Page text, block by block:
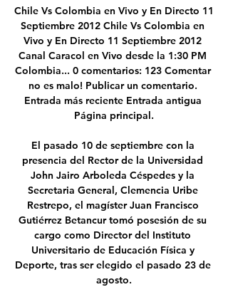
Chile Vs Colombia en Vivo y En Directo 11
Septiembre 2012 Chile Vs Colombia en
Vivo y En Directo 11 Septiembre 2012
Canal Caracol en Vivo desde la 1:30 PM
Colombia... 0 comentarios: 123 Comentar
no es malo! Publicar un comentario.
Entrada más reciente Entrada antigua
Página principal.
El pasado 10 de septiembre con la
presencia del Rector de la Universidad
John Jairo Arboleda Céspedes y la
Secretaria General, Clemencia Uribe
Restrepo, el magíster Juan Francisco
Gutiérrez Betancur tomó posesión de su
cargo como Director del Instituto
Universitario de Educación Física y
Deporte, tras ser elegido el pasado 23 de
agosto.